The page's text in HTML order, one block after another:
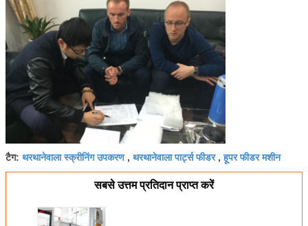
टैग: थरथानेवाला स्क्रीनिंग उपकरण, थरथानेवाला पार्ट्स फीडर,हूपर फीडर मशीन
सबसे उत्तम प्रतिदान प्राप्त करें